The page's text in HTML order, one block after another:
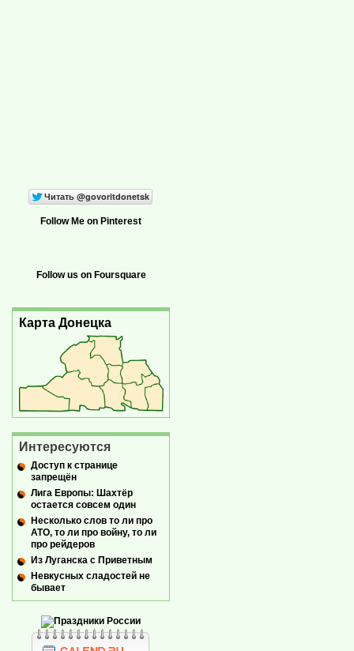
Follow Me on Pinterest
Follow us on Foursquare
Карта Донецка
Интересуются
Доступ к странице
запрещён
Лига Европы: Шахтёр
остается совсем один
Несколько слов то ли про
АТО, то ли про войну, то ли
про рейдеров
Из Луганска с Приветным
Невкусных сладостей не
бывает